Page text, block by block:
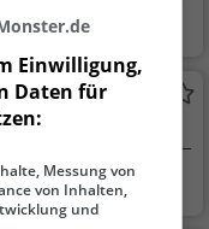
Familie & Kinder,
Natur
für Alle, auch für
Action & Abente
uer, Familie & Kinder,
Einwilligung,
Daten für
Messung von
von Inhalten,
und